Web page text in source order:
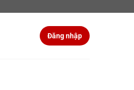
Đăng nhập